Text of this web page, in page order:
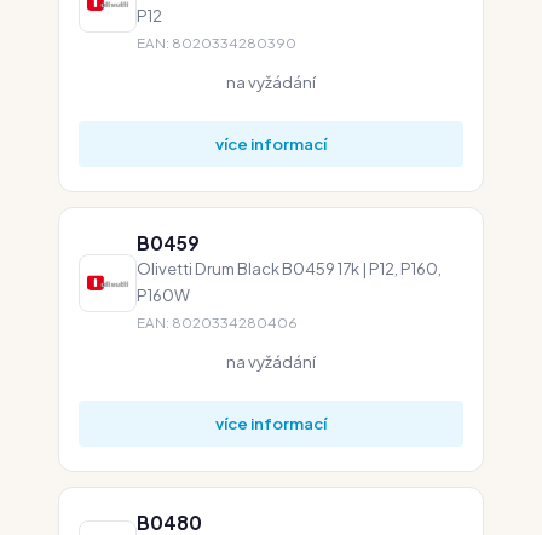
P12
EAN: 8020334280390
na vyžádání
více informací
B0459
Olivetti Drum Black B0459 17k | P12, P160,
P160W
EAN: 8020334280406
na vyžádání
více informací
B0480